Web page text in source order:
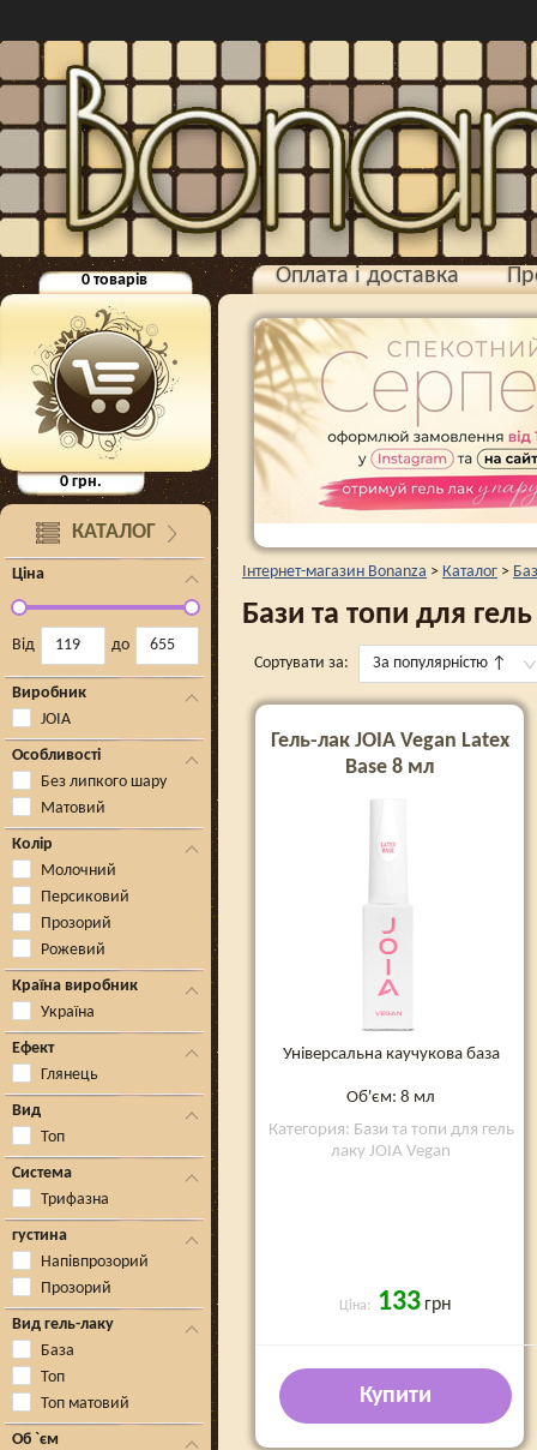
0 товарів
0грн.
КАТАЛОГ
Ціна
Від до
Виробник
JOIA
Особливості
Без липкого шару
Матовий
Колір
Молочний
Персиковий
Прозорий
Рожевий
Країна виробник
Україна
Ефект
Глянець
Вид
Топ
Система
Трифазна
густина
Напівпрозорий
Прозорий
Вид гель-лаку
База
Топ
Топ матовий
Об `єм
Оплата і доставка
Інтернет-магазин Bonanza > Каталог >
Бази та топи для
Сортувати за: За популярністю ↑
Гель-лак JOIA Vegan Latex
Base 8 мл
Універсальна каучукова база
Об'єм: 8 мл
Категория: Бази та топи для гель
лаку JOIA Vegan
Ціна: 133 грн
Купити